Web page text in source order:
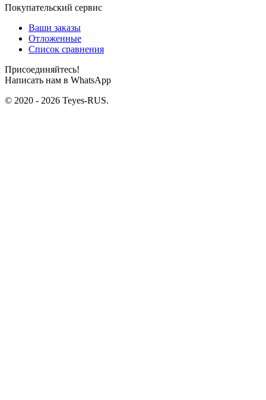
Покупательский сервис
Ваши заказы
Отложенные
Список сравнения
Присоединяйтесь!
Написать нам в WhatsApp
© 2020 - 2026 Teyes-RUS.